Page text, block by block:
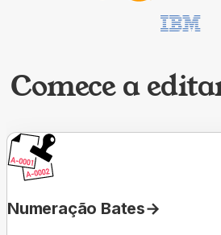
Comece a
Numeração Bates